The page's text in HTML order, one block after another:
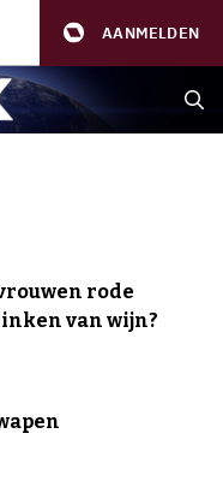
AANMELDEN
rode
van wijn?